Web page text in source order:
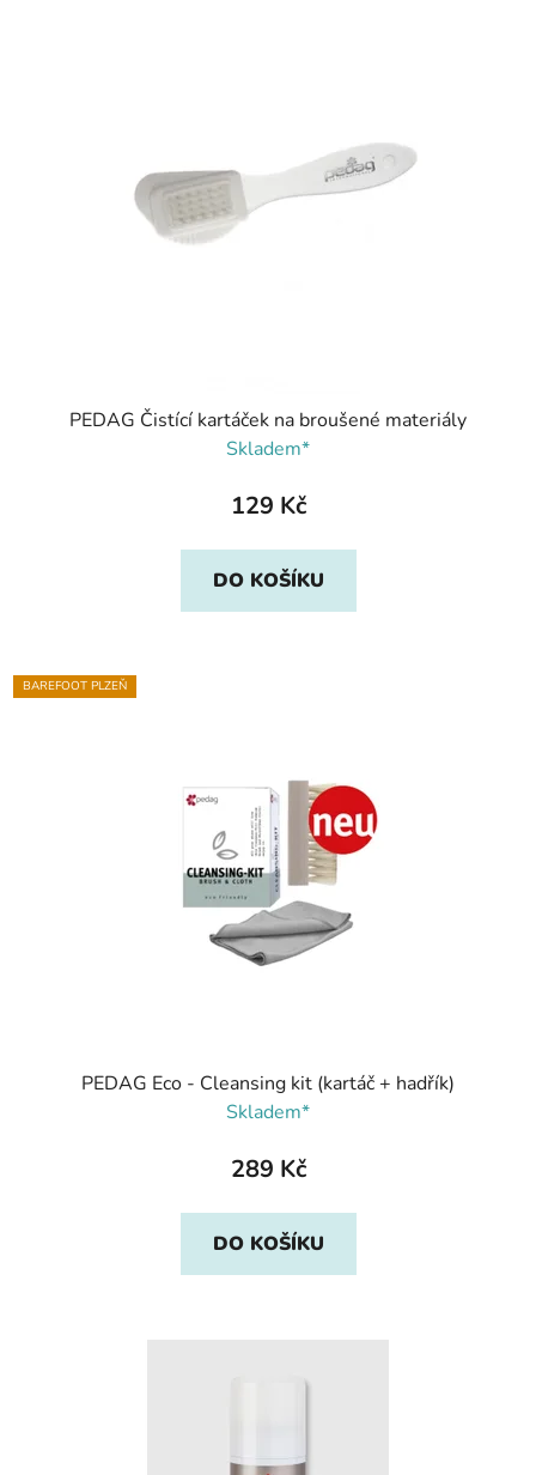
PEDAG Čistící kartáček na broušené materiály
Skladem*
129 Kč
DO KOŠÍKU
BAREFOOT PLZEŇ
PEDAG Eco - Cleansing kit (kartáč + hadřík)
Skladem*
289 Kč
DO KOŠÍKU